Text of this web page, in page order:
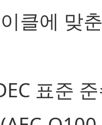
클에 맞
표준